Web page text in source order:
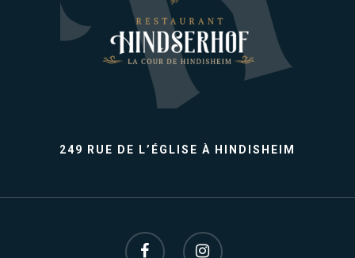
249 RUE DE L’ÉGLISE À HINDISHEIM